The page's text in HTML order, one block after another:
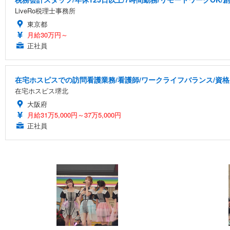
LiveRo税理士事務所
東京都
月給30万円～
正社員
在宅ホスピスでの訪問看護業務/看護師/ワークライフバランス/資
在宅ホスピス堺北
大阪府
月給31万5,000円～37万5,000円
正社員